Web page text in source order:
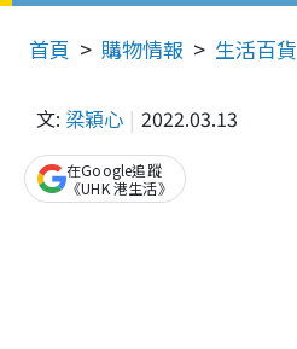
首頁 購物情報 生活百貨
文: 梁穎心 2022.03.13
在Google追蹤
《UHK 港生活》